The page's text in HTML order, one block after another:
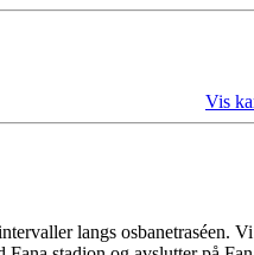
Vis
langs osbanetraséen. Vi